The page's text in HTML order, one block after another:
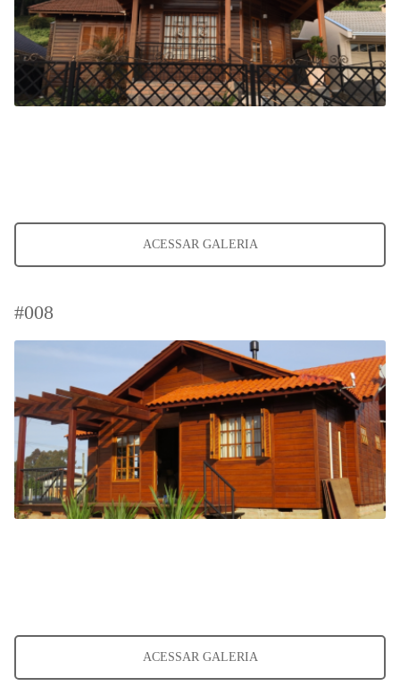
ACESSAR GALERIA
#008
ACESSAR GALERIA